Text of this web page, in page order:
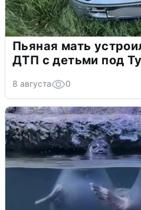
Пьяная мать
ДТП с детьми под
8 августа 0